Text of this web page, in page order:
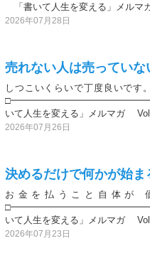
「書いて人生を変える」メル
2026年07月28日
売れない人は売っていな
しつこいくらいで丁度良いです
いて人生を変える」メルマガ
2026年07月26日
決めるだけで何かが始ま
お金を払うこと自体が
いて人生を変える」メルマガ
2026年07月23日